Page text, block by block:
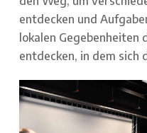
entdecken und
lokalen Gegebenheiten
entdecken, in dem sich